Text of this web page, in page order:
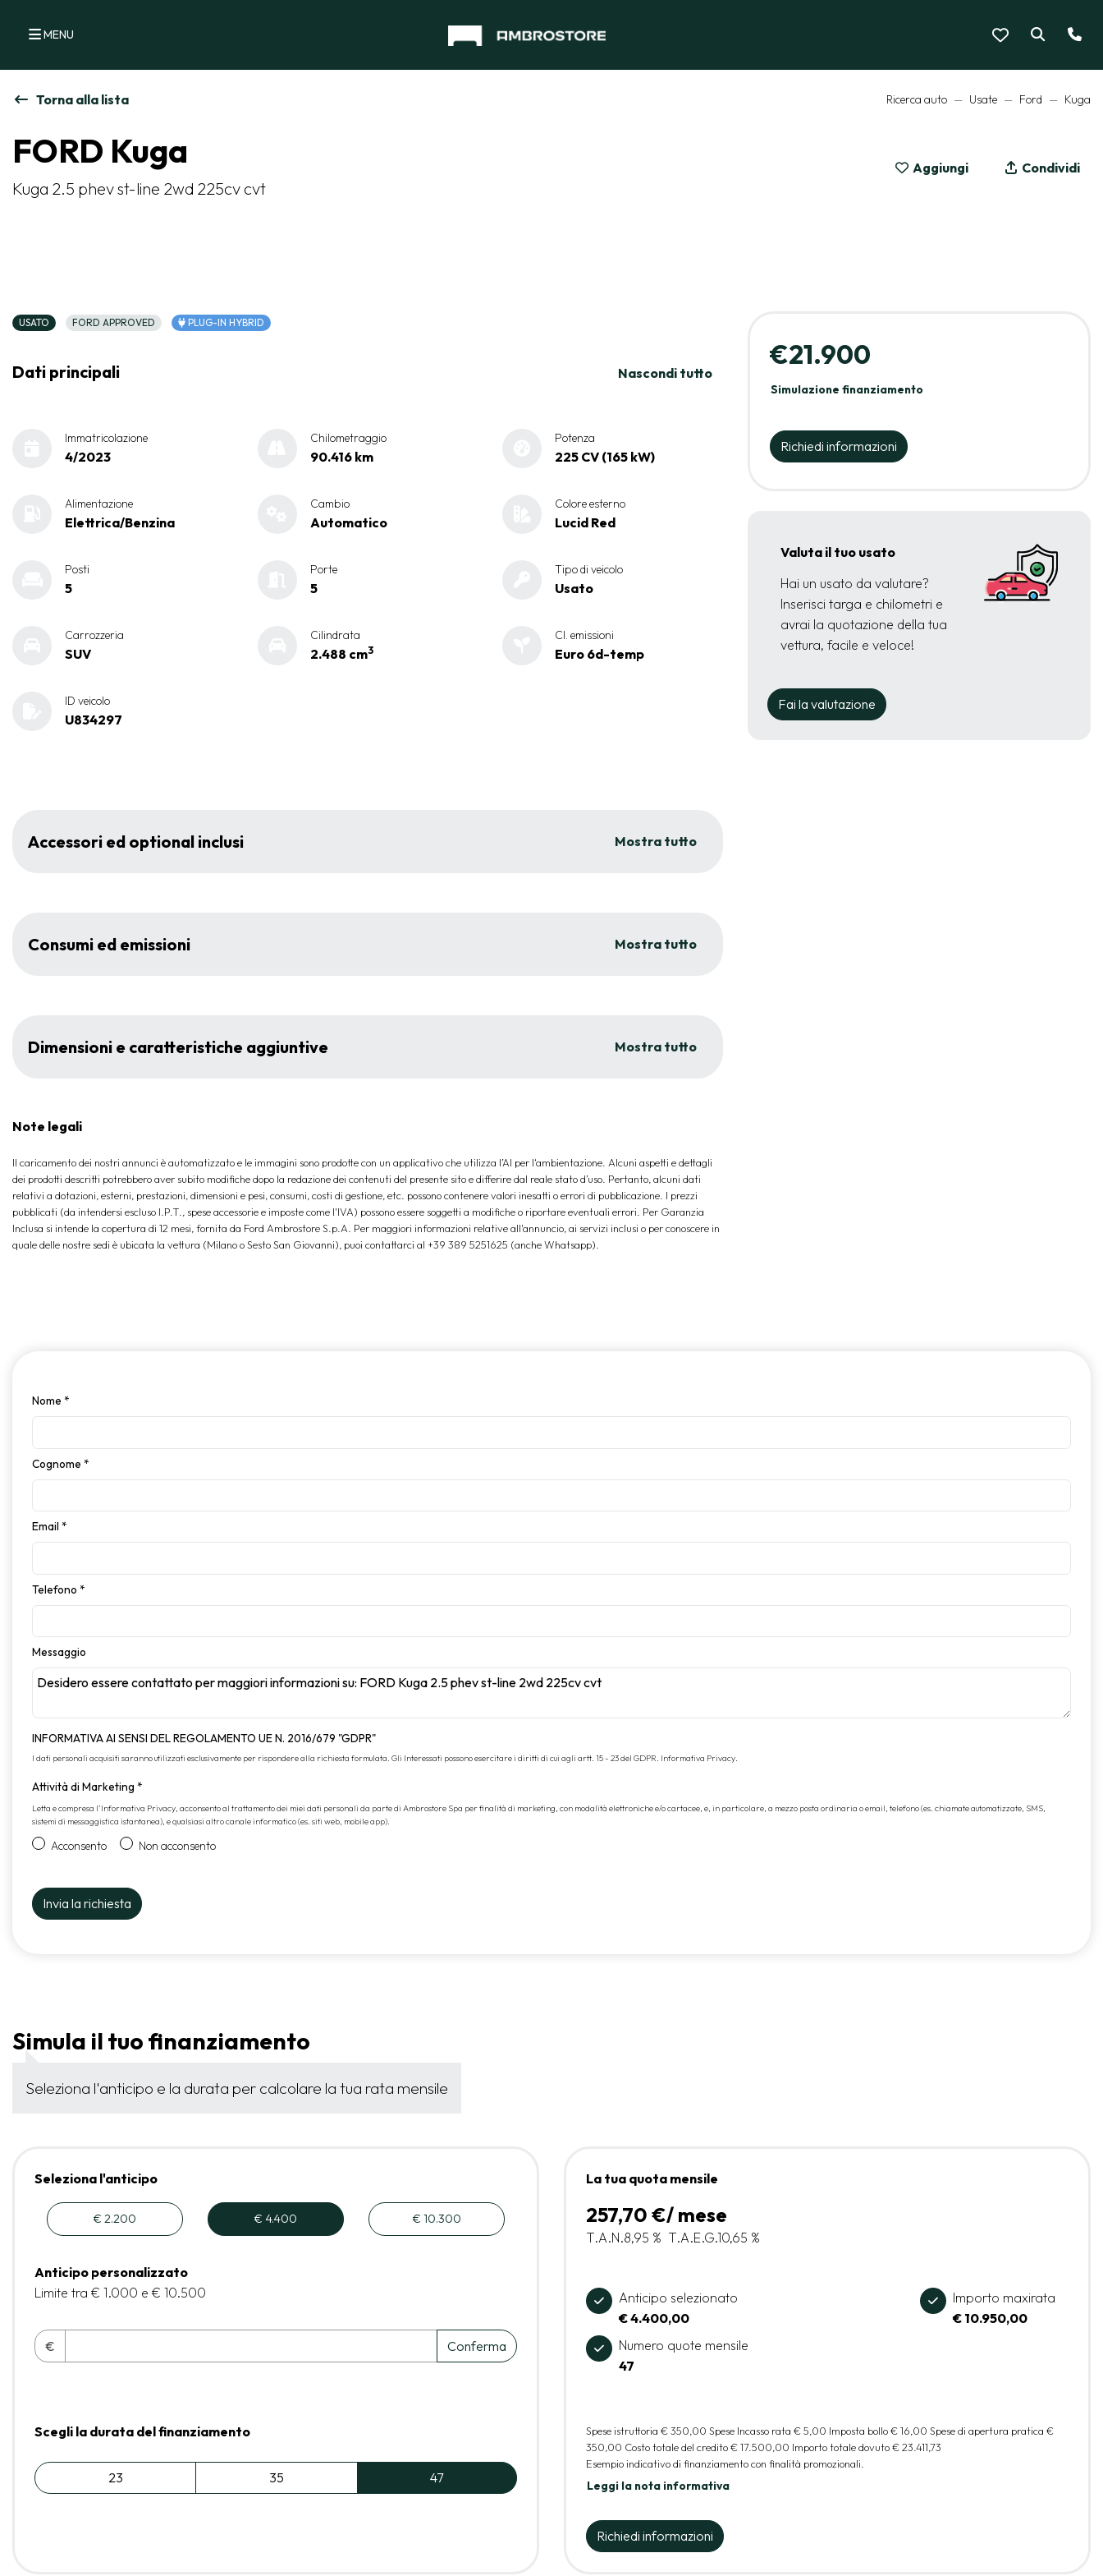
MENU
Torna alla lista Ricerca auto Usate Ford Kuga
FORD Kuga
Kuga 2.5 phev st-line 2wd 225cv cvt
Aggiungi Condividi
USATO FORD APPROVED PLUG-IN HYBRID
Dati principali Nascondi tutto
Immatricolazione
4/2023
Chilometraggio
90.416 km
Potenza
225 CV (165 kW)
Alimentazione
Elettrica/Benzina
Cambio
Automatico
Colore esterno
Lucid Red
Posti
5
Porte
5
Tipo di veicolo
Usato
Carrozzeria
SUV
Cilindrata
2.488 cm3
Cl. emissioni
Euro 6d-temp
ID veicolo
U834297
Accessori ed optional inclusi Mostra tutto
Consumi ed emissioni Mostra tutto
Dimensioni e caratteristiche aggiuntive Mostra tutto
Note legali
Il caricamento dei nostri annunci è automatizzato e le immagini sono prodotte con un applicativo che utilizza l’AI per l‘ambientazione. Alcuni aspetti e dettagli
dei prodotti descritti potrebbero aver subito modifiche dopo la redazione dei contenuti del presente sito e differire dal reale stato d’uso. Pertanto, alcuni dati
relativi a dotazioni, esterni, prestazioni, dimensioni e pesi, consumi, costi di gestione, etc. possono contenere valori inesatti o errori di pubblicazione. I prezzi
pubblicati (da intendersi escluso I.P.T., spese accessorie e imposte come l'IVA) possono essere soggetti a modifiche o riportare eventuali errori. Per Garanzia
Inclusa si intende la copertura di 12 mesi, fornita da Ford Ambrostore S.p.A. Per maggiori informazioni relative all'annuncio, ai servizi inclusi o per conoscere in
quale delle nostre sedi è ubicata la vettura (Milano o Sesto San Giovanni), puoi contattarci al +39 389 5251625 (anche Whatsapp).
€21.900
Simulazione finanziamento
Richiedi informazioni
Valuta il tuo usato
Hai un usato da valutare?
Inserisci targa e chilometri e
avrai la quotazione della tua
vettura, facile e veloce!
Fai la valutazione
Nome *
Cognome *
Email *
Telefono *
Messaggio
INFORMATIVA AI SENSI DEL REGOLAMENTO UE N. 2016/679 "GDPR"
I dati personali acquisiti saranno utilizzati esclusivamente per rispondere alla richiesta formulata. Gli Interessati possono esercitare i diritti di cui agli artt. 15 - 23 del GDPR. Informativa Privacy.
Attività di Marketing *
Letta e compresa l’Informativa Privacy, acconsento al trattamento dei miei dati personali da parte di Ambrostore Spa per finalità di marketing, con modalità elettroniche e/o cartacee, e, in particolare, a mezzo posta ordinaria o email, telefono (es. chiamate automatizzate, SMS,
sistemi di messaggistica istantanea), e qualsiasi altro canale informatico (es. siti web, mobile app).
Acconsento Non acconsento
Simula il tuo finanziamento
Seleziona l'anticipo e la durata per calcolare la tua rata mensile
Seleziona l'anticipo
€ 2.200 € 4.400 € 10.300
Anticipo personalizzato
Limite tra € 1.000 e € 10.500
€ Conferma
Scegli la durata del finanziamento
23 35 47
La tua quota mensile
257,70 €/ mese
T.A.N.8,95 % T.A.E.G.10,65 %
Anticipo selezionato
€ 4.400,00
Importo maxirata
€ 10.950,00
Numero quote mensile
47
Spese istruttoria € 350,00 Spese Incasso rata € 5,00 Imposta bollo€ 16,00 Spese di apertura pratica €
350,00 Costo totale del credito€ 17.500,00 Importo totale dovuto€ 23.411,73
Esempio indicativo di finanziamento con finalità promozionali.
Leggi la nota informativa
Richiedi informazioni